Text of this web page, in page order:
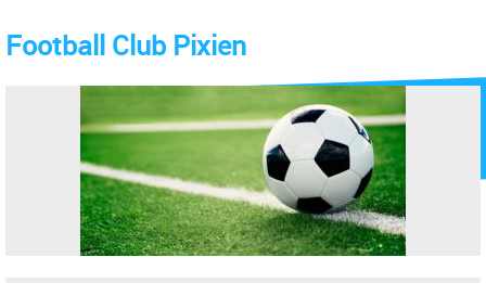
Football Club Pixien